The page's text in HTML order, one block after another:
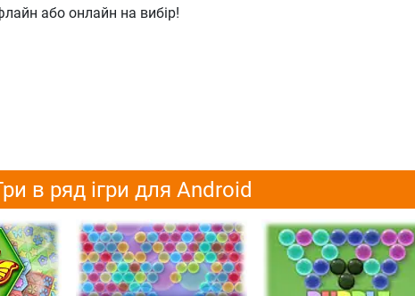
або онлайн на вибір!
в ряд ігри для Android